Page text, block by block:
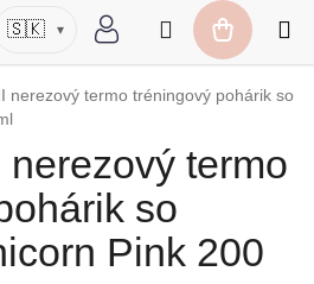
🇸🇰 ▾
Hľadať
KOŠÍK
nerezový termo tréningový pohárik so
termo
so
Pink 200